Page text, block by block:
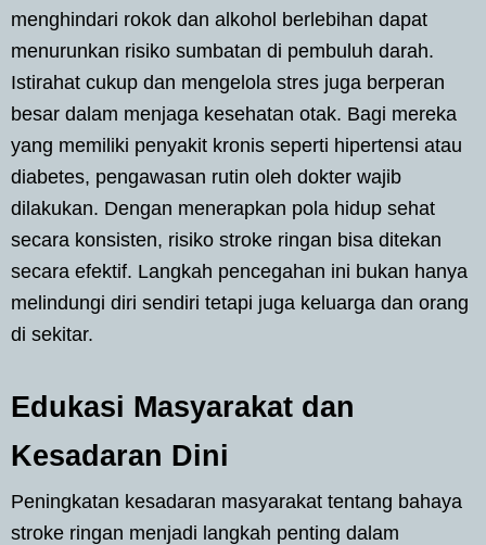
menghindari rokok dan alkohol berlebihan dapat
menurunkan risiko sumbatan di pembuluh darah.
Istirahat cukup dan mengelola stres juga berperan
besar dalam menjaga kesehatan otak. Bagi mereka
yang memiliki penyakit kronis seperti hipertensi atau
diabetes, pengawasan rutin oleh dokter wajib
dilakukan. Dengan menerapkan pola hidup sehat
secara konsisten, risiko stroke ringan bisa ditekan
secara efektif. Langkah pencegahan ini bukan hanya
melindungi diri sendiri tetapi juga keluarga dan orang
di sekitar.
Edukasi Masyarakat dan
Kesadaran Dini
Peningkatan kesadaran masyarakat tentang bahaya
stroke ringan menjadi langkah penting dalam